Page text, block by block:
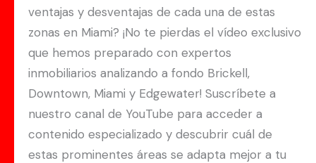
ventajas y desventajas de cada una de estas
zonas en Miami? ¡No te pierdas el vídeo exclusivo
que hemos preparado con expertos
inmobiliarios analizando a fondo Brickell,
Downtown, Miami y Edgewater! Suscríbete a
nuestro canal de YouTube para acceder a
contenido especializado y descubrir cuál de
estas prominentes áreas se adapta mejor a tu